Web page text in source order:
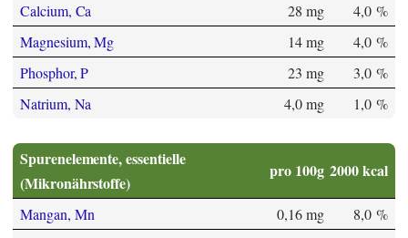
Calcium, Ca
28 mg
4,0 %
Magnesium, Mg
14 mg
4,0 %
Phosphor, P
23 mg
3,0 %
Natrium, Na
4,0 mg 1,0 %
Spurenelemente, essentielle
(Mikronährstoffe)
pro 100g 2000 kcal
Mangan, Mn 0,16 mg
8,0 %